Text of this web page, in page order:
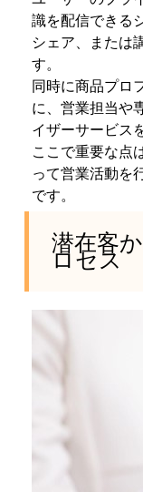
識を配信できる
シェア、または
す。
同時に商品プロ
に、営業担当や
イザーサービス
ここで重要な点
って営業活動を
です。
潜在客
ロセス